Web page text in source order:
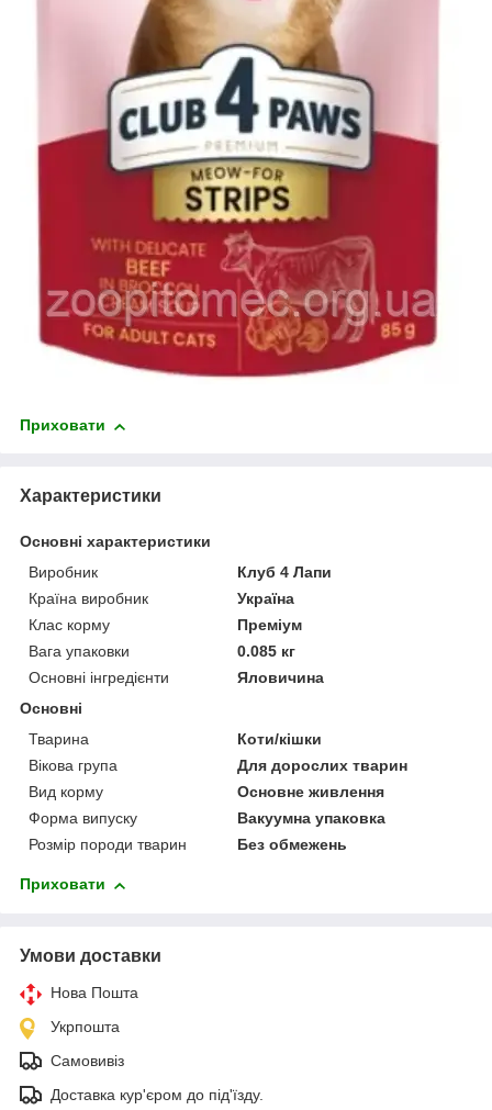
Приховати
Характеристики
Основні характеристики
Виробник
Клуб 4 Лапи
Країна виробник
Україна
Клас корму
Преміум
Вага упаковки
0.085 кг
Основні інгредієнти
Яловичина
Основні
Тварина
Коти/кішки
Вікова група
Для дорослих тварин
Вид корму
Основне живлення
Форма випуску
Вакуумна упаковка
Розмір породи тварин
Без обмежень
Приховати
Умови доставки
Нова Пошта
Укрпошта
Самовивіз
Доставка кур'єром до під'їзду.